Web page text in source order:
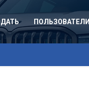
ПОЛЬЗОВАТЕЛИ